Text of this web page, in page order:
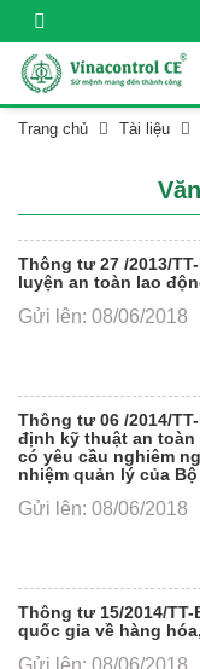
Trang chủ Tài liệu
Thông tư 27 /2013/
luyện an toàn lao
Gửi lên: 08/06/2018
Thông tư 06 /2014/
định kỹ thuật an
có yêu cầu nghiêm
nhiệm quản lý của
Gửi lên: 08/06/2018
Thông tư 15/2014/
quốc gia về hàng
Gửi lên: 08/06/2018